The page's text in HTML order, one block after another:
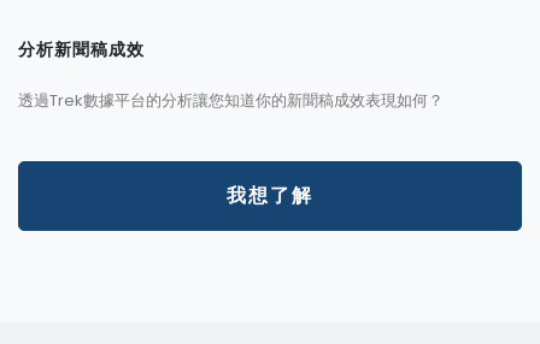
分析新聞稿成效
透過Trek數據平台的分析讓您知道你的新聞稿成效表現如何？
我想了解